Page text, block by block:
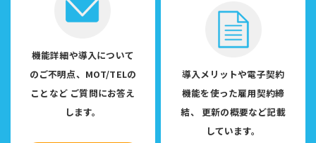
機能詳細や導入について
のご不明点、MOT/TELの
ことなど ご質問にお答え
します。
導入メリットや電子契約
機能を使った雇用契約締
結、
更新の概要など記載
しています。